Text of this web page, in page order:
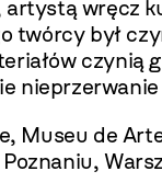
wręcz
twórcy był
Museu de